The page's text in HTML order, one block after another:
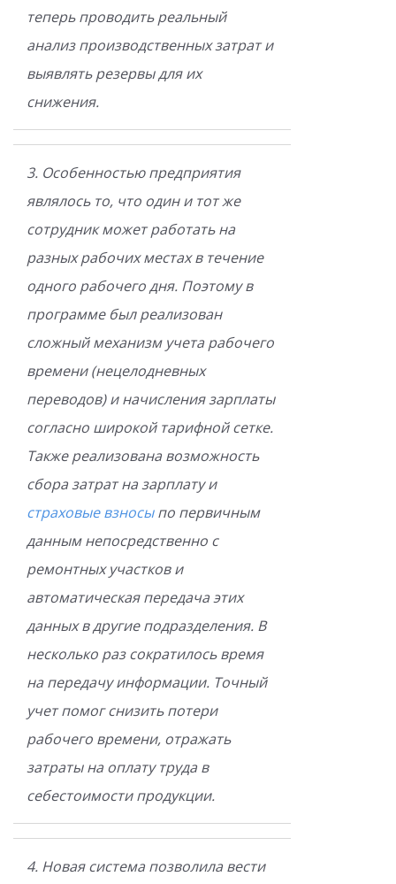
теперь проводить реальный
анализ производственных затрат и
выявлять резервы для их
снижения.
3. Особенностью предприятия
являлось то, что один и тот же
сотрудник может работать на
разных рабочих местах в течение
одного рабочего дня. Поэтому в
программе был реализован
сложный механизм учета рабочего
времени (нецелодневных
переводов) и начисления зарплаты
согласно широкой тарифной сетке.
Также реализована возможность
сбора затрат на зарплату и
страховые взносыпо первичным
данным непосредственно с
ремонтных участков и
автоматическая передача этих
данных в другие подразделения. В
несколько раз сократилось время
на передачу информации. Точный
учет помог снизить потери
рабочего времени, отражать
затраты на оплату труда в
себестоимости продукции.
4. Новая система позволила вести